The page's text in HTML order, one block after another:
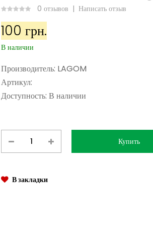
0 отзывов | Написать отзыв
100 грн.
В наличии
Производитель: LAGOM
Артикул:
Доступность: В наличии
В закладки